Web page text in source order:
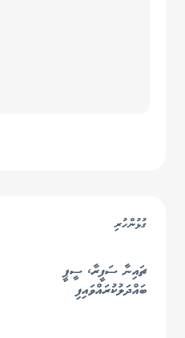
ގުޅުންހުރި
ޗައިނާ ސަފީރާ، ސީޕީ
ބައްދަލުކުރައްވައިފި